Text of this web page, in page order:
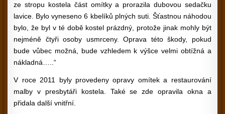
ze stropu kostela část omítky a prorazila dubovou sedačku
lavice. Bylo vyneseno 6 kbelíků plných suti. Šťastnou náhodou
bylo, že byl v té době kostel prázdný, protože jinak mohly být
nejméně čtyři osoby usmrceny. Oprava této škody, pokud
bude vůbec možná, bude vzhledem k výšce velmi obtížná a
nákladná…..“
V roce 2011 byly provedeny opravy omítek a restaurování
malby v presbytáři kostela. Také se zde opravila okna a
přidala další vnitřní.